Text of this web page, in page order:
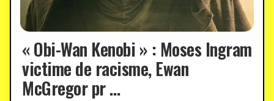
« Obi-Wan Kenobi » : Moses Ingram
victime de racisme, Ewan
McGregor pr …